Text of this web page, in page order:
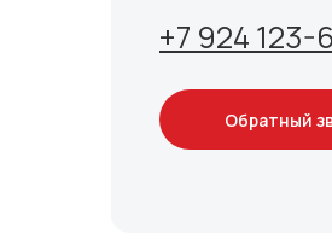
+7 924
Обратный